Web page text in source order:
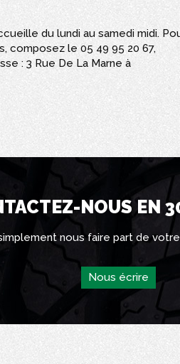
du lundi au samedi midi.
composez le 05 49 95 20 67,
: 3 Rue De La Marne à
NOUS EN
nous faire part de
Nous écrire